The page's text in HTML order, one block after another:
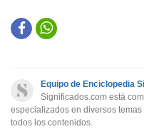
Este contenido contiene
Otro
Equipo de Enciclopedia
Significados.com está
especializados en diversos
todos los contenidos.